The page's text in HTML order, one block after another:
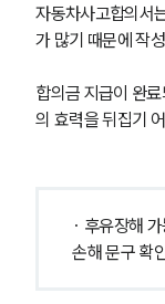
자동차사고합의서
가 많기 때문에 작
합의금 지급이 완
의 효력을 뒤집기
· 후유장해
손해 문구 확